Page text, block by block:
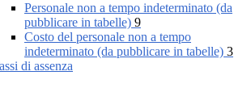
Personale non a tempo indeterminato (da
pubblicare in tabelle) 9
Costo del personale non a tempo
indeterminato (da pubblicare in tabelle) 3
di assenza